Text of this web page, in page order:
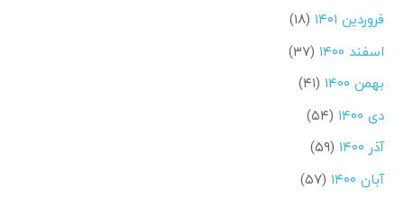
فروردین ۱۴۰۱
(۱۸)
اسفند ۱۴۰۰
(۳۷)
بهمن ۱۴۰۰
(۴۱)
دی ۱۴۰۰
(۵۴)
آذر ۱۴۰۰
(۵۹)
آبان ۱۴۰۰
(۵۷)